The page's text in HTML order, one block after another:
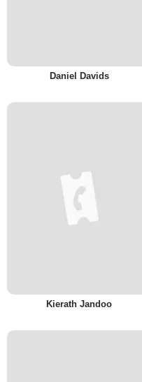
Daniel Davids
Kierath Jandoo